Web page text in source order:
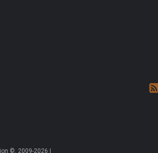
©, 2009-2026 |